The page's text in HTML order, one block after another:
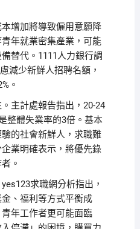
增加將導致僱用意願降
年就業密集產業，可能
替代。1111人力銀行調
減少新鮮人招聘名額，
。
主計處報告指出，20-24
整體失業率的3倍。基本
的社會新鮮人，求職難
業明確表示，將優先錄
。
求職網分析指出，
、福利等方式平衡成
年工作者更可能面臨